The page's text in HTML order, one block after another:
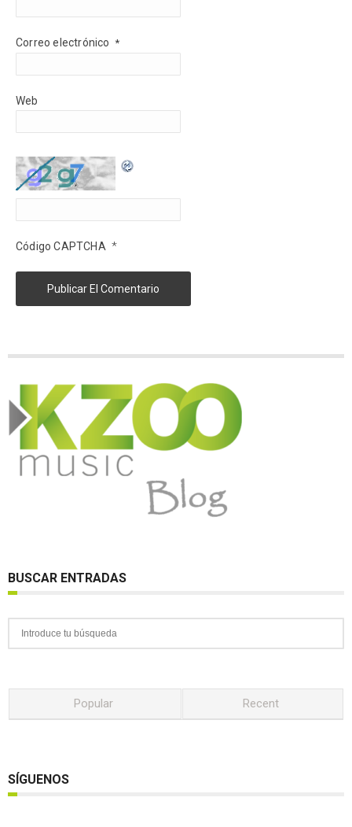
Correo electrónico *
Web
Código CAPTCHA *
BUSCAR ENTRADAS
Popular Recent
SÍGUENOS